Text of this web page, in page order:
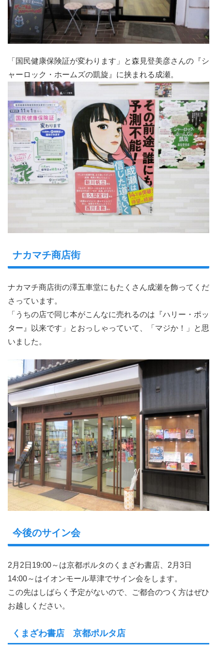
「国民健康保険証が変わります」と森見登美彦さんの『シ
ャーロック・ホームズの凱旋』に挟まれる成瀬。
ナカマチ商店街
ナカマチ商店街の澤五車堂にもたくさん成瀬を飾ってくだ
さっています。
「うちの店で同じ本がこんなに売れるのは『ハリー・ポッ
ター』以来です」とおっしゃっていて、「マジか！」と思
いました。
今後のサイン会
2月2日19:00～は京都ポルタのくまざわ書店、2月3日
14:00～はイオンモール草津でサイン会をします。
この先はしばらく予定がないので、ご都合のつく方はぜひ
お越しください。
くまざわ書店 京都ポルタ店